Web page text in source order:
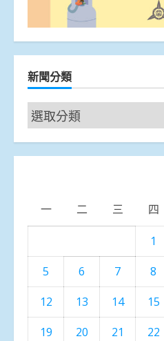
新聞分類
新
聞
分
一 二 三 四
1
5
6 7 8
12
13 14 15
19
20 21 22